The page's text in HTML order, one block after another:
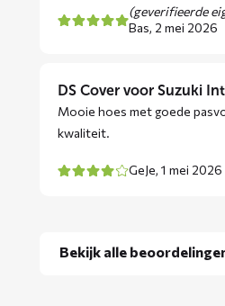
(geverifieerde
Bas, 2 mei 2026
DS Cover voor Suzuki
Mooie hoes met goede
kwaliteit.
GeJe, 1 mei 2026
Bekijk alle